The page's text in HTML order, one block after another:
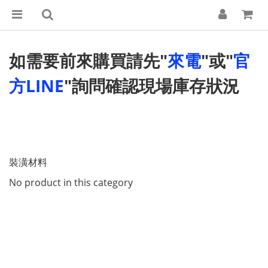
如需要前來購買請先"來電"或"官
方LINE"詢問確認現場庫存狀況
裝潢材料
No product in this category